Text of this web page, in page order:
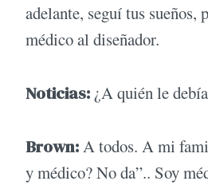
adelante, seguí tus sueños,
médico al diseñador.
Noticias: ¿A quién le
Brown:A todos. A mi
y médico? No da”.. Soy